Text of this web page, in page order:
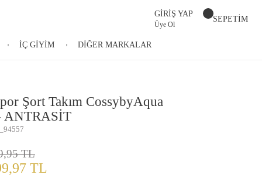
GİRİŞ YAP
Üye Ol
SEPETİM
İÇ GİYİM DİĞER MARKALAR
Şort Takım CossybyAqua
ANTRASİT
TL
TL